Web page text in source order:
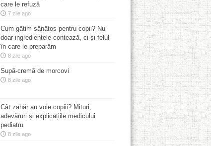
care le refuză
7 zile ago
Cum gătim sănătos pentru copii? Nu
doar ingredientele contează, ci și felul
în care le preparăm
8 zile ago
Supă-cremă de morcovi
8 zile ago
Cât zahăr au voie copiii? Mituri,
adevăruri și explicațiile medicului
pediatru
8 zile ago